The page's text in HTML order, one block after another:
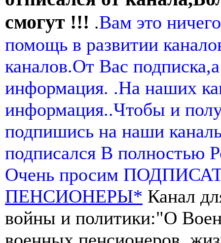
смогут !!! .Вам это
помощь в развитии
каналов.От Вас
информация. .На наших
информация..Чтобы и
подпишись на наши
подписался В полностью
Очень просим
ПЕНСИОНЕРЫ* Канал
войны и политики:"О